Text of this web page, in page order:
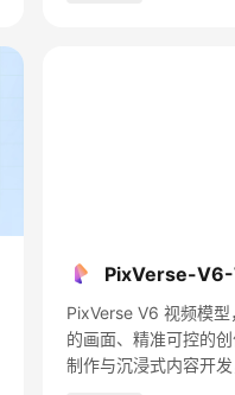
PixVerse-
PixVerse V6 视频模
的画面、精准可控的
制作与沉浸式内容开